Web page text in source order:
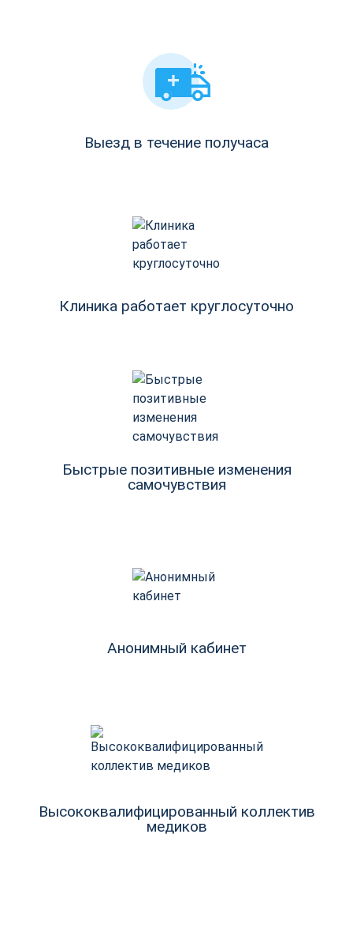
Выезд в течение получаса
Клиника работает круглосуточно
Быстрые позитивные изменения
самочувствия
Анонимный кабинет
Высококвалифицированный коллектив
медиков